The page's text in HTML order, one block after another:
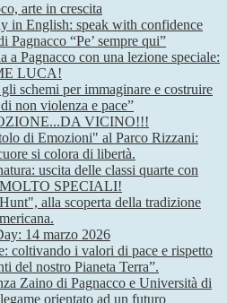
arte in crescita
in English: speak with confidence
Pagnacco “Pe’ sempre qui”
a Pagnacco con una lezione speciale:
LUCA!
schemi per immaginare e costruire
non violenza e pace”
VICINO!!!
di Emozioni" al Parco Rizzani:
si colora di libertà.
uscita delle classi quarte con
SPECIALI!
alla scoperta della tradizione
14 marzo 2026
coltivando i valori di pace e rispetto
del nostro Pianeta Terra”.
Zaino di Pagnacco e Università di
orientato ad un futuro